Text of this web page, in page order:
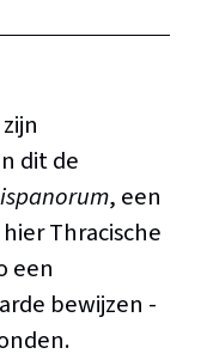
dit de
, een
Thracische
een
bewijzen -